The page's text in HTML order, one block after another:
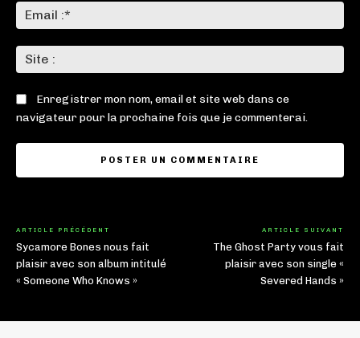
:*
:
Enregistrer mon nom, email et site web dans ce
navigateur pour la prochaine fois que je commenterai.
ARTICLE PRÉCÉDENT
Sycamore Bones nous fait
plaisir avec son album intitulé
« Someone Who Knows »
ARTICLE SUIVANT
The Ghost Party vous fait
plaisir avec son single «
Severed Hands »